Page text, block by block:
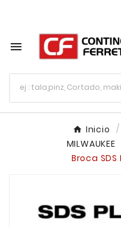

Inicio
MILWAUKEE
Broca SDS